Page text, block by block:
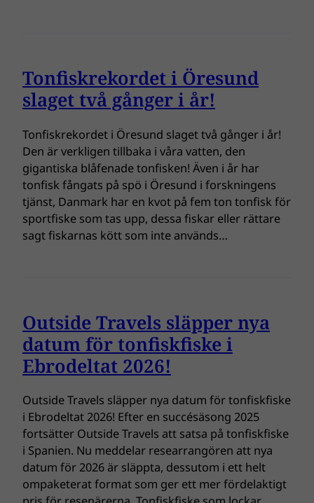
Tonfiskrekordet i Öresund
slaget två gånger i år!
Tonfiskrekordet i Öresund slaget två gånger i år!
Den är verkligen tillbaka i våra vatten, den
gigantiska blåfenade tonfisken! Även i år har
tonfisk fångats på spö i Öresund i forskningens
tjänst, Danmark har en kvot på fem ton tonfisk för
sportfiske som tas upp, dessa fiskar eller rättare
sagt fiskarnas kött som inte används…
Outside Travels släpper nya
datum för tonfiskfiske i
Ebrodeltat 2026!
Outside Travels släpper nya datum för tonfiskfiske
i Ebrodeltat 2026! Efter en succésäsong 2025
fortsätter Outside Travels att satsa på tonfiskfiske
i Spanien. Nu meddelar researrangören att nya
datum för 2026 är släppta, dessutom i ett helt
ompaketerat format som ger ett mer fördelaktigt